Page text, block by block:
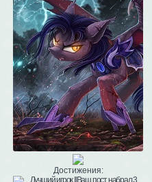
Достижения: